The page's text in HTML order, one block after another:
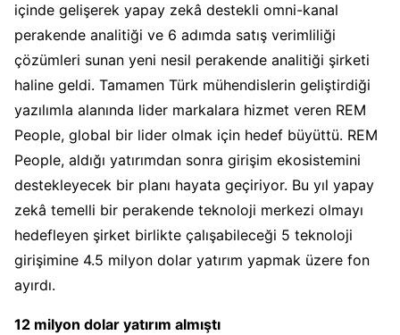
içinde gelişerek yapay zekâ destekli omni-kanal
perakende analitiği ve 6 adımda satış verimliliği
çözümleri sunan yeni nesil perakende analitiği şirketi
haline geldi. Tamamen Türk mühendislerin geliştirdiği
yazılımla alanında lider markalara hizmet veren REM
People, global bir lider olmak için hedef büyüttü. REM
People, aldığı yatırımdan sonra girişim ekosistemini
destekleyecek bir planı hayata geçiriyor. Bu yıl yapay
zekâ temelli bir perakende teknoloji merkezi olmayı
hedefleyen şirket birlikte çalışabileceği 5 teknoloji
girişimine 4.5 milyon dolar yatırım yapmak üzere fon
ayırdı.
12 milyon dolar yatırım almıştı